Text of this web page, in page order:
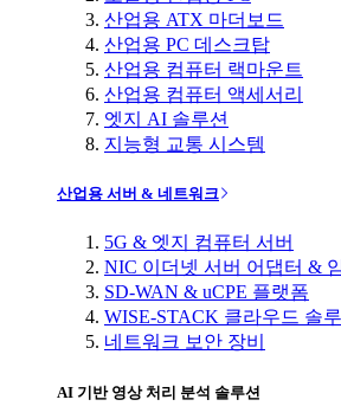
산업용 ATX 마더보드
산업용 PC 데스크탑
산업용 컴퓨터 랙마운트
산업용 컴퓨터 액세서리
엣지 AI 솔루션
지능형 교통 시스템
산업용 서버 & 네트워크
5G & 엣지 컴퓨터 서버
NIC 이더넷 서버 어댑터 &
SD-WAN & uCPE 플랫폼
WISE-STACK 클라우드 솔
네트워크 보안 장비
AI 기반 영상 처리 분석 솔루션